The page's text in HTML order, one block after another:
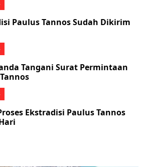
Paulus Tannos Sudah Dikirim
Tangani Surat Permintaan
Ekstradisi Paulus Tannos